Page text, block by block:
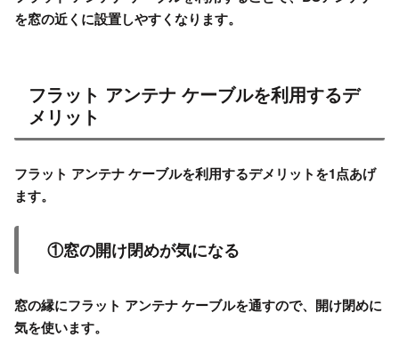
を窓の近くに設置しやすくなります。
フラット アンテナ ケーブルを利用するデ
メリット
フラット アンテナ ケーブルを利用するデメリットを1点あげ
ます。
①窓の開け閉めが気になる
窓の縁にフラット アンテナ ケーブルを通すので、開け閉めに
気を使います。